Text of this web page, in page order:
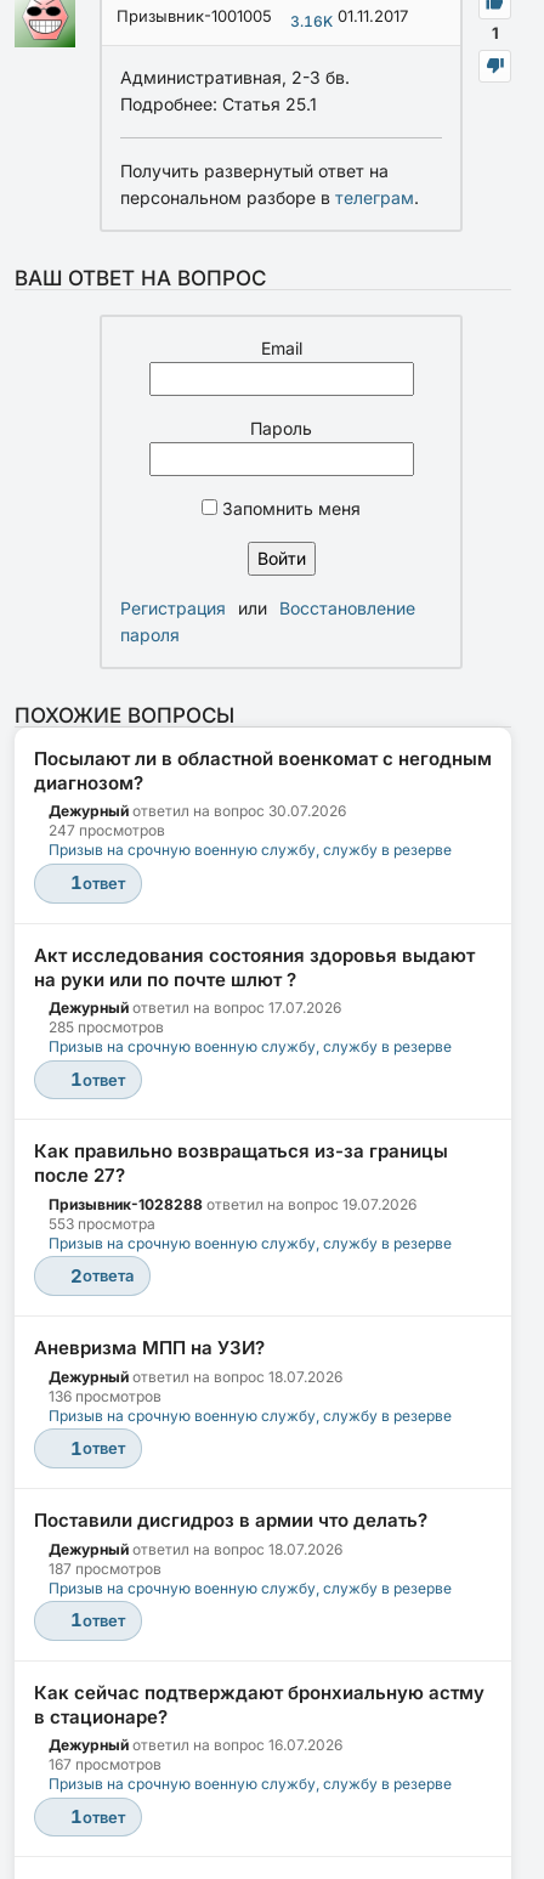
1
Призывник-1001005 3.16K 01.11.2017
Административная, 2-3 бв.
Подробнее: Статья 25.1
Получить развернутый ответ на
персональном разборе в телеграм.
ВАШ ОТВЕТ НА ВОПРОС
Email
Пароль
Запомнить меня
Регистрация или
Восстановление
пароля
ПОХОЖИЕ ВОПРОСЫ
Посылают ли в областной военкомат с негодным
диагнозом?
Дежурный ответил на вопрос 30.07.2026
247 просмотров
Призыв на срочную военную службу, службу в резерве
1ответ
Акт исследования состояния здоровья выдают
на руки или по почте шлют ?
Дежурный ответил на вопрос 17.07.2026
285 просмотров
Призыв на срочную военную службу, службу в резерве
1ответ
Как правильно возвращаться из-за границы
после 27?
Призывник-1028288 ответил на вопрос 19.07.2026
553 просмотра
Призыв на срочную военную службу, службу в резерве
2ответа
Аневризма МПП на УЗИ?
Дежурный ответил на вопрос 18.07.2026
136 просмотров
Призыв на срочную военную службу, службу в резерве
1ответ
Поставили дисгидроз в армии что делать?
Дежурный ответил на вопрос 18.07.2026
187 просмотров
Призыв на срочную военную службу, службу в резерве
1ответ
Как сейчас подтверждают бронхиальную астму
в стационаре?
Дежурный ответил на вопрос 16.07.2026
167 просмотров
Призыв на срочную военную службу, службу в резерве
1ответ